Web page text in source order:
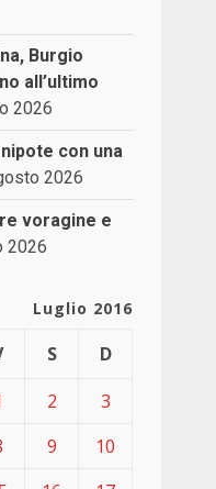
Burgio
all’ultimo
2026
con una
2026
voragine e
2026
Luglio 2016
S
D
2
3
9
10